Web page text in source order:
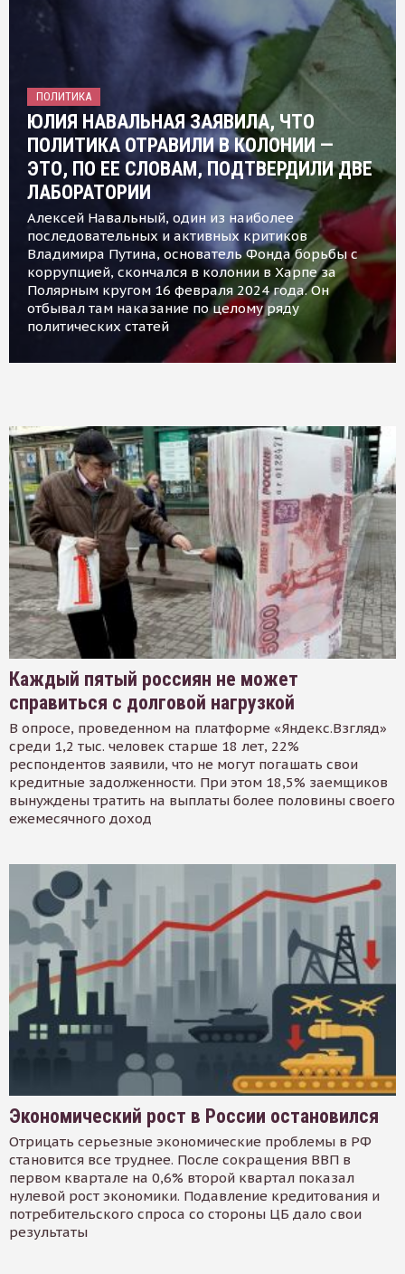
ПОЛИТИКА
ЮЛИЯ НАВАЛЬНАЯ ЗАЯВИЛА, ЧТО
ПОЛИТИКА ОТРАВИЛИ В КОЛОНИИ —
ЭТО, ПО ЕЕ СЛОВАМ, ПОДТВЕРДИЛИ ДВЕ
ЛАБОРАТОРИИ
Алексей Навальный, один из наиболее
последовательных и активных критиков
Владимира Путина, основатель Фонда борьбы с
коррупцией, скончался в колонии в Харпе за
Полярным кругом 16 февраля 2024 года. Он
отбывал там наказание по целому ряду
политических статей
Каждый пятый россиян не может
справиться с долговой нагрузкой
В опросе, проведенном на платформе «Яндекс.Взгляд»
среди 1,2 тыс. человек старше 18 лет, 22%
респондентов заявили, что не могут погашать свои
кредитные задолженности. При этом 18,5% заемщиков
вынуждены тратить на выплаты более половины своего
ежемесячного доход
Экономический рост в России остановился
Отрицать серьезные экономические проблемы в РФ
становится все труднее. После сокращения ВВП в
первом квартале на 0,6% второй квартал показал
нулевой рост экономики. Подавление кредитования и
потребительского спроса со стороны ЦБ дало свои
результаты